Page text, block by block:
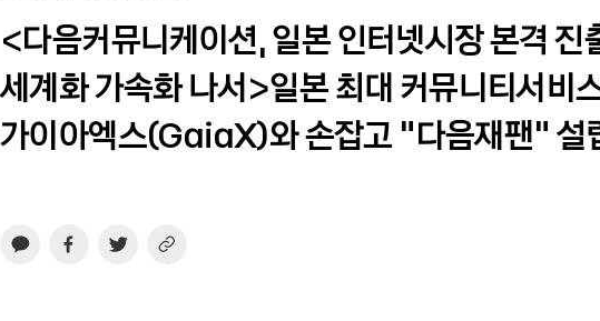
<다음커뮤니케이션, 일본 인터넷시장 본격 진
세계화 가속화 나서>일본 최대 커뮤니티서비
가이아엑스(GaiaX)와 손잡고 “다음재팬“ 설